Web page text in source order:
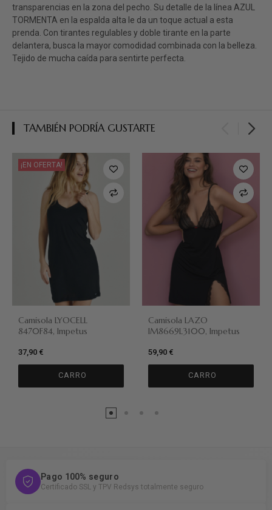
transparencias en la zona del pecho. Su detalle de la línea AZUL
TORMENTA en la espalda alta le da un toque actual a esta
prenda. Con tirantes regulables y doble tirante en la parte
delantera, busca la mayor comodidad combinada con la belleza.
Tejido de mucha caída para sentirte perfecta.
TAMBIÉN PODRÍA GUSTARTE
¡EN OFERTA!
Camisola LYOCELL
8470F84, Impetus
37,90 €
CARRO
Camisola LAZO
IM8669L3100, Impetus
59,90 €
CARRO
Pago 100% seguro
Certificado SSL y TPV Redsys totalmente seguro